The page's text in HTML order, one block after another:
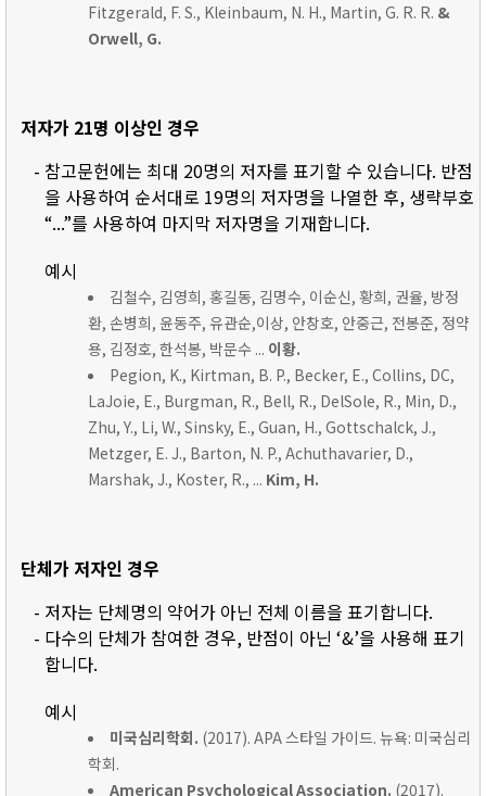
Fitzgerald, F. S., Kleinbaum, N. H., Martin, G. R. R. &
Orwell, G.
저자가 21명 이상인 경우
- 참고문헌에는 최대 20명의 저자를 표기할 수 있습니다. 반점
을 사용하여 순서대로 19명의 저자명을 나열한 후, 생략부호
“...”를 사용하여 마지막 저자명을 기재합니다.
예시
김철수, 김영희, 홍길동, 김명수, 이순신, 황희, 권율, 방정
환, 손병희, 윤동주, 유관순,이상, 안창호, 안중근, 전봉준, 정약
용, 김정호, 한석봉, 박문수 ... 이황.
Pegion, K., Kirtman, B. P., Becker, E., Collins, DC,
LaJoie, E., Burgman, R., Bell, R., DelSole, R., Min, D.,
Zhu, Y., Li, W., Sinsky, E., Guan, H., Gottschalck, J.,
Metzger, E. J., Barton, N. P., Achuthavarier, D.,
Marshak, J., Koster, R., ... Kim, H.
단체가 저자인 경우
- 저자는 단체명의 약어가 아닌 전체 이름을 표기합니다.
- 다수의 단체가 참여한 경우, 반점이 아닌 ‘&’을 사용해 표기
합니다.
예시
미국심리학회. (2017). APA 스타일 가이드. 뉴욕: 미국심리
학회.
American Psychological Association. (2017).